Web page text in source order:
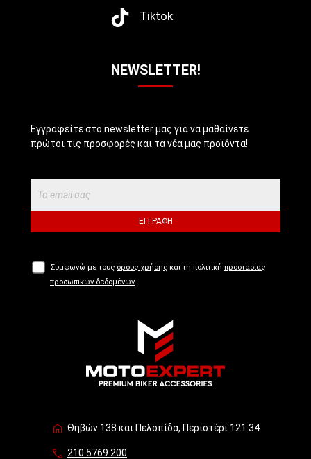
Tiktok
NEWSLETTER!
Εγγραφείτε στο newsletter μας για να μαθαίνετε
πρώτοι τις προσφορές και τα νέα μας προϊόντα!
ΕΓΓΡΑΦΉ
Συμφωνώ με τους όρους χρήσης και τη πολιτική προστασίας
προσωπικών δεδομένων
Θηβών 138 και Πελοπίδα, Περιστέρι 121 34
210.5769.200